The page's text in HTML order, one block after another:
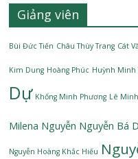
Giảng viên
Bùi Đức Tiến Châu Thùy Trang Cát
Kim Dung Hoàng Phúc Huỳnh Minh
Dự Khổng Minh Phương Lê
Milena Nguyễn Nguyễn Bá
Nguyễn Hoàng Khắc Hiếu